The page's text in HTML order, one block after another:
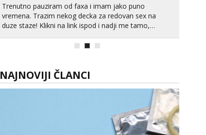
Trenutno pauziram od faxa i imam jako puno
vremena. Trazim nekog decka za redovan sex na
duze staze! Klikni na link ispod i nadji me tamo,
NAJNOVIJI ČLANCI